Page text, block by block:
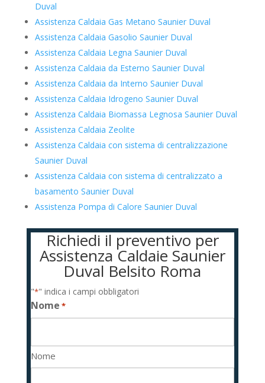
Duval
Assistenza Caldaia Gas Metano Saunier Duval
Assistenza Caldaia Gasolio Saunier Duval
Assistenza Caldaia Legna Saunier Duval
Assistenza Caldaia da Esterno Saunier Duval
Assistenza Caldaia da Interno Saunier Duval
Assistenza Caldaia Idrogeno Saunier Duval
Assistenza Caldaia Biomassa Legnosa Saunier Duval
Assistenza Caldaia Zeolite
Assistenza Caldaia con sistema di centralizzazione
Saunier Duval
Assistenza Caldaia con sistema di centralizzato a
basamento Saunier Duval
Assistenza Pompa di Calore Saunier Duval
Richiedi il preventivo per
Assistenza Caldaie Saunier
Duval Belsito Roma
"*" indica i campi obbligatori
Nome *
Nome